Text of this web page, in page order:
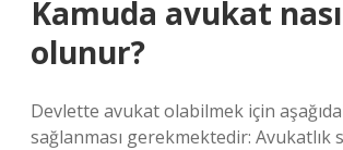
Kamuda avukat
olunur?
Devlette avukat olabilmek için
sağlanması gerekmektedir: Avukatlık